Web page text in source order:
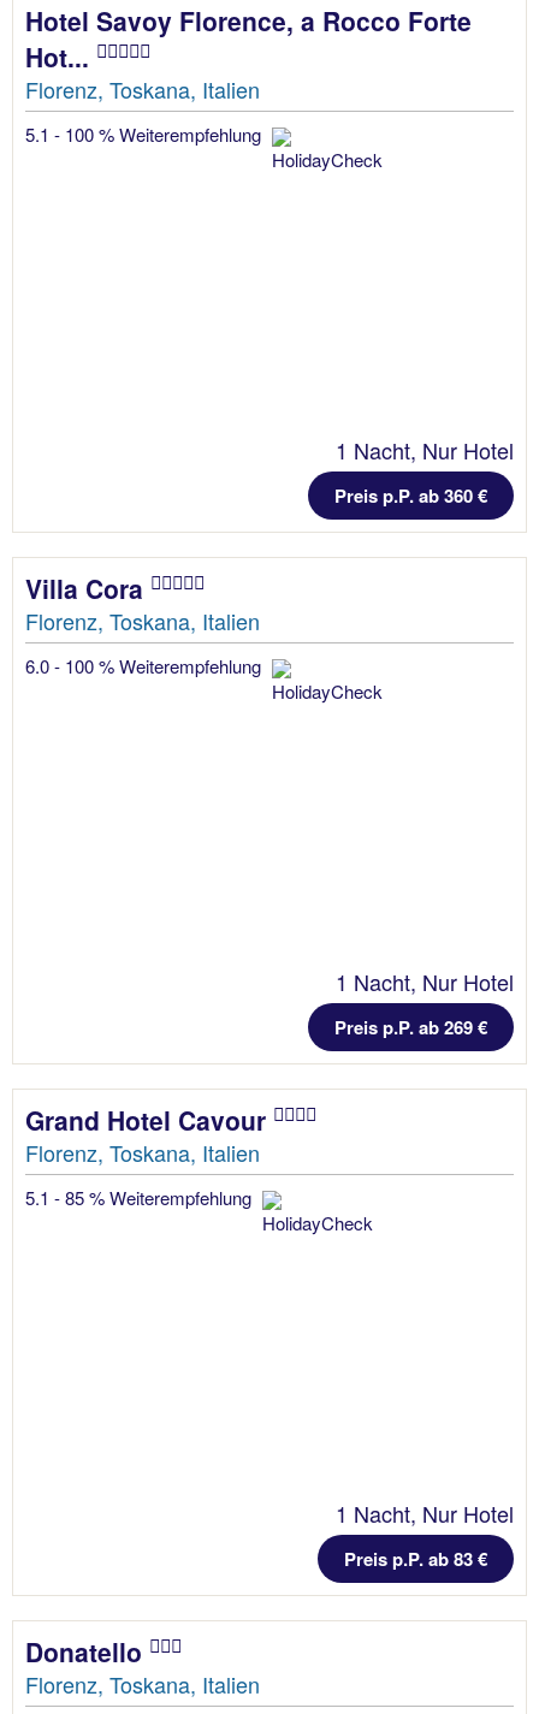
Hotel Savoy Florence, a Rocco Forte
Hot...
Florenz, Toskana, Italien
5.1 - 100 % Weiterempfehlung
1 Nacht, Nur Hotel
Preis p.P. ab 360 €
Villa Cora
Florenz, Toskana, Italien
6.0 - 100 % Weiterempfehlung
1 Nacht, Nur Hotel
Preis p.P. ab 269 €
Grand Hotel Cavour
Florenz, Toskana, Italien
5.1 - 85 % Weiterempfehlung
1 Nacht, Nur Hotel
Preis p.P. ab 83 €
Donatello
Florenz, Toskana, Italien